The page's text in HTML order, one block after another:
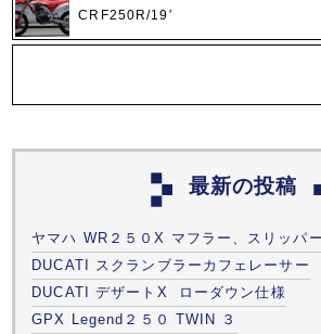
CRF250R/19′
最新の投稿
ヤマハ WR２５０X マフラー、スリッパ
DUCATI スクランブラーカフェレーサー
DUCATI デザートX ローダウン仕様
GPX Legend２５０ TWIN ３